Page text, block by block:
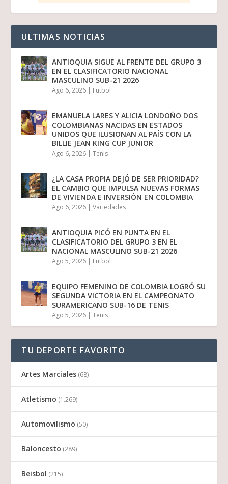
ULTIMAS NOTICIAS
ANTIOQUIA SIGUE AL FRENTE DEL GRUPO 3
EN EL CLASIFICATORIO NACIONAL
MASCULINO SUB-21 2026
Ago 6, 2026 | Futbol
EMANUELA LARES Y ALICIA LONDOÑO DOS
COLOMBIANAS NACIDAS EN ESTADOS
UNIDOS QUE ILUSIONAN AL PAÍS CON LA
BILLIE JEAN KING CUP JUNIOR
Ago 6, 2026 |Tenis
¿LA CASA PROPIA DEJÓ DE SER PRIORIDAD?
EL CAMBIO QUE IMPULSA NUEVAS FORMAS
DE VIVIENDA E INVERSIÓN EN COLOMBIA
Ago 6, 2026 |Variedades
ANTIOQUIA PICÓ EN PUNTA EN EL
CLASIFICATORIO DEL GRUPO 3 EN EL
NACIONAL MASCULINO SUB-21 2026
Ago 5, 2026 | Futbol
EQUIPO FEMENINO DE COLOMBIA LOGRÓ SU
SEGUNDA VICTORIA EN EL CAMPEONATO
SURAMERICANO SUB-16 DE TENIS
Ago 5, 2026 |Tenis
TU DEPORTE FAVORITO
Artes Marciales (68)
Atletismo (1.269)
Automovilismo (50)
Baloncesto (289)
Beisbol (215)